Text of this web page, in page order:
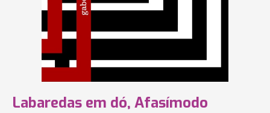
Labaredas em dó, Afasímodo